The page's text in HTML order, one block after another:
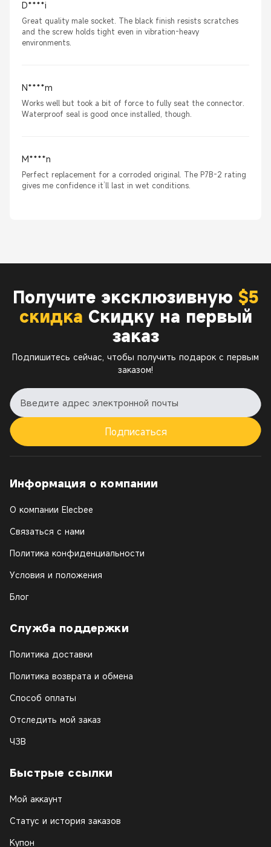
D****i
Great quality male socket. The black finish resists scratches
and the screw holds tight even in vibration-heavy
environments.
N****m
Works well but took a bit of force to fully seat the connector.
Waterproof seal is good once installed, though.
M****n
Perfect replacement for a corroded original. The P7B-2 rating
gives me confidence it’ll last in wet conditions.
Получите эксклюзивную $5
скидка Скидку на первый
заказ
Подпишитесь сейчас, чтобы получить подарок с первым
заказом!
Подписаться
Информация о компании
О компании Elecbee
Связаться с нами
Политика конфиденциальности
Условия и положения
Блог
Служба поддержки
Политика доставки
Политика возврата и обмена
Способ оплаты
Отследить мой заказ
ЧЗВ
Быстрые ссылки
Мой аккаунт
Статус и история заказов
Купон